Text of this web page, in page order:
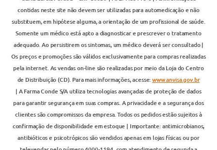
contidas neste site não devem ser utilizadas para automedicação e não
substituem, em hipótese alguma, a orientação de um profissional de saúde.
Somente um médico está apto a diagnosticar e prescrever o tratamento
adequado. Ao persistirem os sintomas, um médico deverá ser consultado |
Os preços e promoções são válidos exclusivamente para compras realizadas
pela internet. As vendas on-line são realizadas por meio da Loja do Centro
de Distribuição (CD). Para mais informações, acesse:www.anvisa.gov.br
| A Farma Conde S/A utiliza tecnologias avançadas de proteção de dados
para garantir segurança em suas compras. A privacidade e a segurança dos
clientes são compromissos da empresa. Todos os pedidos estão sujeitos à
confirmação de disponibilidade em estoque | Importante: antimicrobianos,
antibióticos e psicotrópicos são vendidos apenas em lojas físicas ou por